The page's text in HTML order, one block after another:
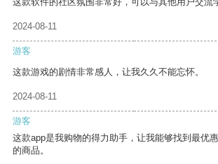
2024-08-11
游客
这款游戏的剧情非常感人，让我久久不能忘怀。
2024-08-11
游客
这款app是我购物的得力助手，让我能够找到最优
的商品。